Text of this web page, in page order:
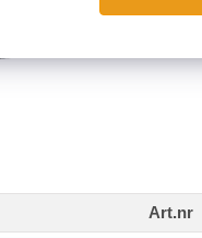
Art.nr